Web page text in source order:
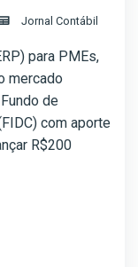
Jornal Contábil
para PMEs,
mercado
de
com aporte
R$200